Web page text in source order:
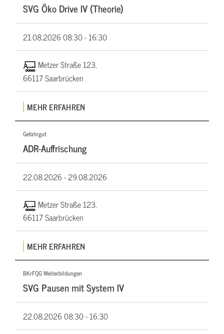
SVG Öko Drive IV (Theorie)
21.08.202608:30 - 16:30
Metzer Straße 123,
66117 Saarbrücken
MEHR ERFAHREN
Gefahrgut
ADR-Auffrischung
22.08.2026 -29.08.2026
Metzer Straße 123,
66117 Saarbrücken
MEHR ERFAHREN
BKrFQG Weiterbildungen
SVG Pausen mit System IV
22.08.202608:30 - 16:30